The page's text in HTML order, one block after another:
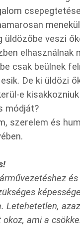
üldözőbe veszi
elhasználnak
csak beülnek
De ki üldözi
e
módját?
szerelem és
Letehetetlen, azaz
ami a